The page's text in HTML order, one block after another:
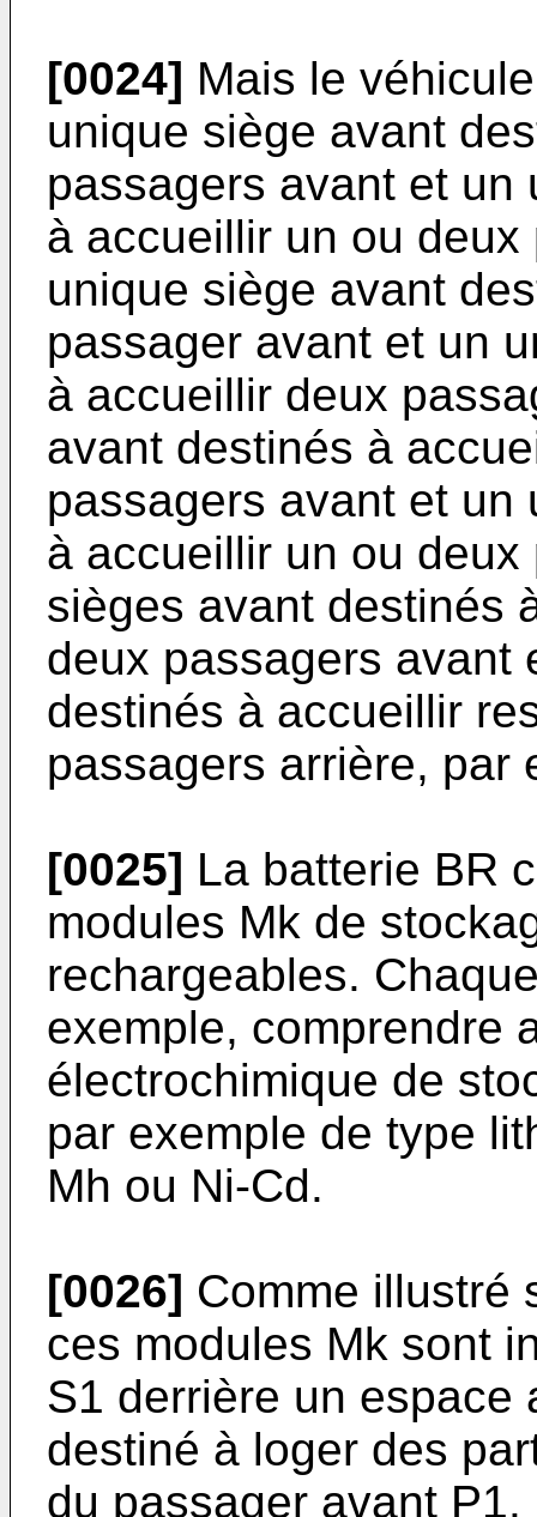
[0024] Mais le
unique siège avant
passagers avant et un
à accueillir un ou
unique siège avant
passager avant et un
à accueillir deux
avant destinés à
passagers avant et un
à accueillir un ou
sièges avant destinés
deux passagers avant
destinés à accueillir
passagers arrière, par
[0025] La batterie BR
modules Mk de
rechargeables.
exemple, comprendre
électrochimique de
par exemple de type
Mh ou Ni-Cd.
[0026] Comme illustré
ces modules Mk sont
S1 derrière un espace
destiné à loger des
du passager avant